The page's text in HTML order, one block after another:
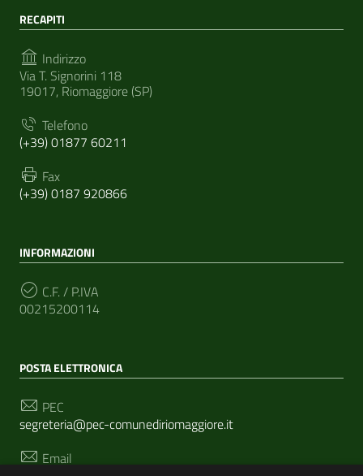
RECAPITI
Indirizzo
Via T. Signorini 118
19017, Riomaggiore (SP)
Telefono
(+39) 01877 60211
Fax
(+39) 0187 920866
INFORMAZIONI
C.F. / P.IVA
00215200114
POSTA ELETTRONICA
PEC
segreteria@pec-comunediriomaggiore.it
Email